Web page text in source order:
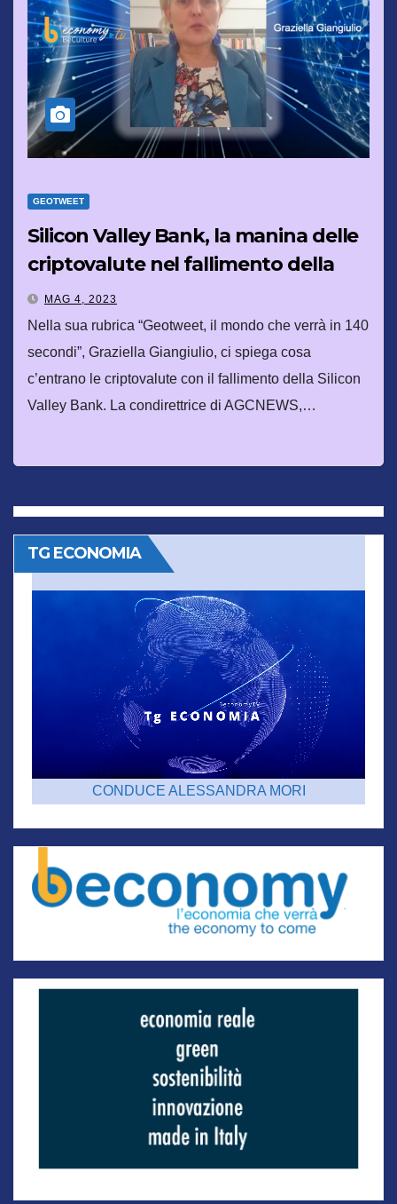
GEOTWEET
Silicon Valley Bank, la manina delle
criptovalute nel fallimento della
banca americana
MAG 4, 2023
Nella sua rubrica “Geotweet, il mondo che verrà in 140
secondi”, Graziella Giangiulio, ci spiega cosa
c’entrano le criptovalute con il fallimento della Silicon
Valley Bank. La condirettrice di AGCNEWS,…
TG ECONOMIA
CONDUCE ALESSANDRA MORI